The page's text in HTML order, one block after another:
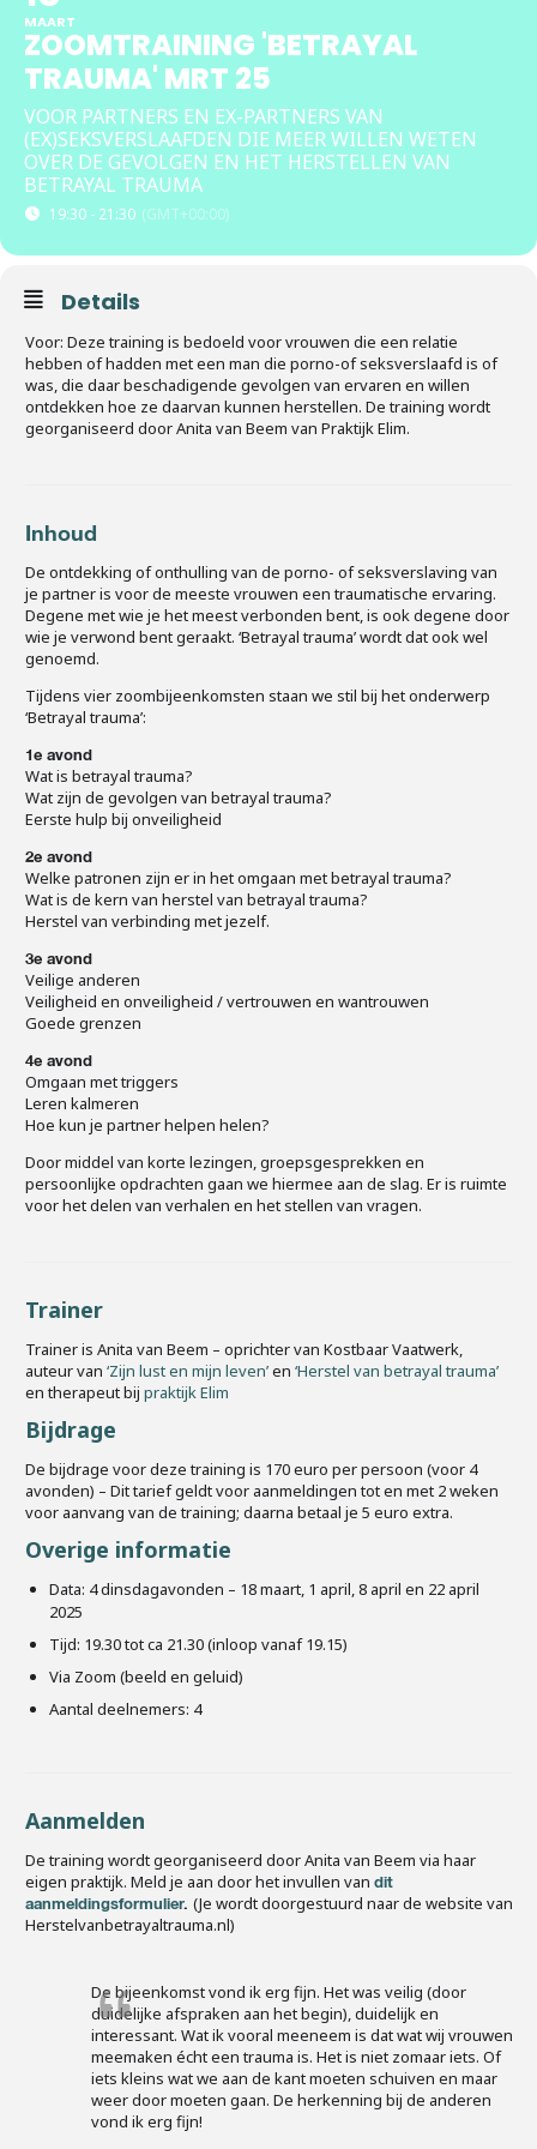
MAART
ZOOMTRAINING 'BETRAYAL
TRAUMA' MRT 25
VOOR PARTNERS EN EX-PARTNERS VAN
(EX)SEKSVERSLAAFDEN DIE MEER WILLEN WETEN
OVER DE GEVOLGEN EN HET HERSTELLEN VAN
BETRAYAL TRAUMA
19:30 - 21:30 (GMT+00:00)
Details
Voor: Deze training is bedoeld voor vrouwen die een relatie
hebben of hadden met een man die porno-of seksverslaafd is of
was, die daar beschadigende gevolgen van ervaren en willen
ontdekken hoe ze daarvan kunnen herstellen. De training wordt
georganiseerd door Anita van Beem van Praktijk Elim.
Inhoud
De ontdekking of onthulling van de porno- of seksverslaving van
je partner is voor de meeste vrouwen een traumatische ervaring.
Degene met wie je het meest verbonden bent, is ook degene door
wie je verwond bent geraakt. ‘Betrayal trauma’ wordt dat ook wel
genoemd.
Tijdens vier zoombijeenkomsten staan we stil bij het onderwerp
‘Betrayal trauma’:
1e avond
Wat is betrayal trauma?
Wat zijn de gevolgen van betrayal trauma?
Eerste hulp bij onveiligheid
2e avond
Welke patronen zijn er in het omgaan met betrayal trauma?
Wat is de kern van herstel van betrayal trauma?
Herstel van verbinding met jezelf.
3e avond
Veilige anderen
Veiligheid en onveiligheid / vertrouwen en wantrouwen
Goede grenzen
4e avond
Omgaan met triggers
Leren kalmeren
Hoe kun je partner helpen helen?
Door middel van korte lezingen, groepsgesprekken en
persoonlijke opdrachten gaan we hiermee aan de slag. Er is ruimte
voor het delen van verhalen en het stellen van vragen.
Trainer
Trainer is Anita van Beem – oprichter van Kostbaar Vaatwerk,
auteur van ‘Zijn lust en mijn leven’en ‘Herstel van betrayal trauma’
en therapeut bij praktijk Elim
Bijdrage
De bijdrage voor deze training is 170 euro per persoon (voor 4
avonden) – Dit tarief geldt voor aanmeldingen tot en met 2 weken
voor aanvang van de training; daarna betaal je 5 euro extra.
Overige informatie
Data: 4 dinsdagavonden – 18 maart, 1 april, 8 april en 22 april
2025
Tijd: 19.30 tot ca 21.30 (inloop vanaf 19.15)
Via Zoom (beeld en geluid)
Aantal deelnemers: 4
Aanmelden
De training wordt georganiseerd door Anita van Beem via haar
eigen praktijk. Meld je aan door het invullen van dit
aanmeldingsformulier. (Je wordt doorgestuurd naar de website van
Herstelvanbetrayaltrauma.nl)
De bijeenkomst vond ik erg fijn. Het was veilig (door
duidelijke afspraken aan het begin), duidelijk en
interessant. Wat ik vooral meeneem is dat wat wij vrouwen
meemaken écht een trauma is. Het is niet zomaar iets. Of
iets kleins wat we aan de kant moeten schuiven en maar
weer door moeten gaan. De herkenning bij de anderen
vond ik erg fijn!